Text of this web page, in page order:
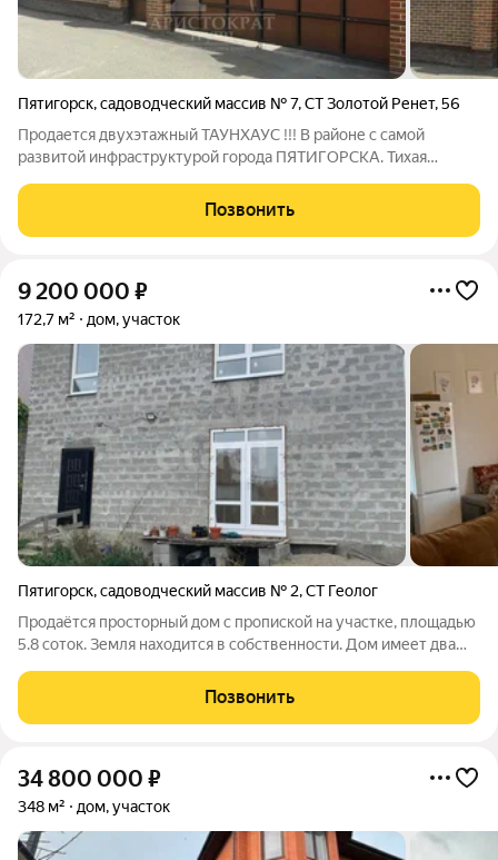
Пятигорск,садоводческий массив № 7,СТ Золотой Ренет,56
Продается двухэтажный ТАУНХАУС !!! В районе с самой
развитой инфраструктурой города ПЯТИГОРСКА. Тихая
сотки в СОБСТВЕННОСТИ! 1 этаж : просторная кухня гостиная
с выходом на задний двор , холл
Позвонить
9 200 000 ₽
172,7 м² дом, участок
Пятигорск,садоводческий массив № 2,СТ Геолог
Продаётся просторный дом с пропиской на участке, площадью
5.8 соток. Земля находится в собственности. Дом имеет два
гостиная, площадью 34 кв. м., две просторные спальни по 15 кв.
м., душевая,
Позвонить
34 800 000 ₽
348 м² дом, участок